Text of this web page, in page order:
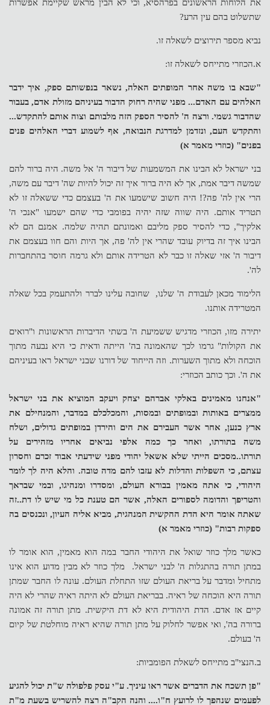
את הלוחות הראשונים בפרהסיא, וכי לא הבין מראש שקיימת אפשרות
שתשלוט בהם עין הרע?
נביא מספר תירוצים לשאלה זו.
א.הכוזרי מתייחס לשאלה זו:
"שבא בו משה אחר המופתים האלה, נשאר בנפשותם ספק, איך ידבר
האלהים עם האדם... מפני שהיה רחוק הדבור בעיניהם מזולת אדם, בעבור
שהדבור גשמי. ורצה ה' להסיר הספק הזה מלבותם וצוה אותם להתקדש...
והתקדש העם, ונזדמן למדרגת הנבואה, אף לשמוע דברי האלהים פנים
בפנים" (כוזרי מאמר א)
בני ישראל לא הבינו את המשמעות של דיבור ה' אל משה. היה ברור להם
שמשה דיבר אמת, אך לא היה ברור איך זה יכול להיות שה' דיבר עם משה,
הרי אין לה' פה?! היה חשוב שישמעו את ה' בעצמם כדי ששאלה זו לא
תטריד אותם. היה שווה שזה יהיה בפומבי כדי שהם ישמעו "אנכי ה'
אלקיך", כדי להסיר ספק מליבם ואמונתם תהיה שלמה. אמנם הם לא
הבינו איך זה בדיוק עובד שהרי אין לה' פה, אך היות והם חוו בעצמם את
דיבור ה' אזי שאלה זו כבר לא הטרידה אותם ולא גרמה חוסר בהתחברות
לה'.
הלימוד מכאן לעבודת ה' שלנו, שחובה עלינו לברר ולהתעמק בכל שאלה
המטרידה אותנו.
יתירה מזו, הכוזרי מדגיש ששמיעת ה' בשתי הדיברות הראשונות ו"רואים
את הקולות" גרמו לכך שהאמונה בה' הייתה ודאית כי היא נבעה מתוך
הוכחה ולא מתוך השערות. וזה הייחוד של דורנו שבני ישראל ראו בעיניהם
את ה'. וכך כותב הכוזרי:
"אנחנו מאמינים באלקי אברהם יצחק ויעקב המוציא את בני ישראל
ממצרים באותות ובמופתים ובמסות, והמכלכלם במדבר, והמנחילם את
ארץ כנען, אחר אשר העבירם את הים והירדן במופתים גדולים, ושלח
משה בתורתו, ואחר כך כמה אלפי נביאים אחריו מזהירים על
תורתו..מסכים הייתי שלא אשאל יהודי מפני שידעתי אבוד זכרם וחסרון
עצתם, כי השפלות והדלות לא עזבו להם מדה טובה. והלא היה לך לומר
היהודי, כי אתה מאמין בבורא העולם, ומסדרו ומנהיגו, ובמי שבראך
והטריפך והדומה לספורים האלה, אשר הם טענת כל מי שיש לו דת..זה
שאתה אומר היא הדת ההקשית המנהגית, מביא אליה העיון, ונכנסים בה
ספקות רבות" (כוזרי מאמר א)
כאשר מלך כוזר שואל את היהודי החבר במה הוא מאמין, הוא אומר לו
במתן תורה בהתגלות ה' לבני ישראל. מלך כוזר לא מבין מדוע הוא אינו
מתחיל ומדבר על בריאת העולם שזו התחלת העולם. עונה לו החבר שמתן
תורה היא הוכחה של ראיה. בבריאת העולם לא היתה ראיה שהרי לא היה
קיים אז אדם. הדת היהודית היא לא דת היקשית. מתן תורה זה אמונה
ברורה בה', ואי אפשר לחלוק על מתן תורה שהיא ראיה מוחלטת של קיום
ה' בעולם.
ב.הנצי"ב מתייחס לשאלת הפומביות:
"פן תשכח את הדברים אשר ראו עיניך. ע"י עסק פלפולה ש"ת יכול להגיע
לפעמים שנהפך לו לרועץ ח"ו.... והנה הקב"ה רצה להשריש בשעת מ"ת